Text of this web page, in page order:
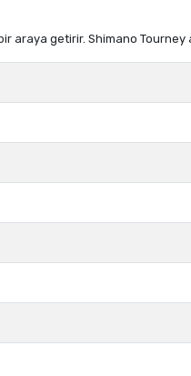
araya getirir. Shimano